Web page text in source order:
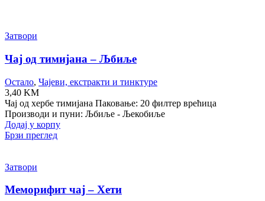
Затвори
Чај од тимијана – Љбиље
Остало, Чајеви, екстракти и тинктуре
3,40 KM
Чај од хербе тимијана Паковање: 20 филтер врећица
Производи и пуни: Љбиље - Љекобиље
Додај у корпу
Брзи преглед
Затвори
Меморифит чај – Хети